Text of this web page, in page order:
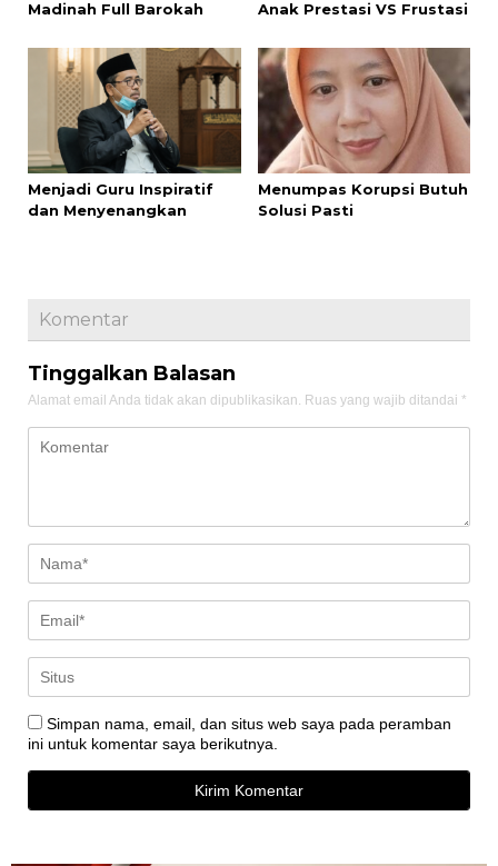
Madinah Full Barokah Anak Prestasi VS Frustasi
Menjadi Guru Inspiratif
dan Menyenangkan
Menumpas Korupsi Butuh
Solusi Pasti
Komentar
Tinggalkan Balasan
Alamat email Anda tidak akan dipublikasikan. Ruas yang wajib ditandai *
Simpan nama, email, dan situs web saya pada peramban
ini untuk komentar saya berikutnya.